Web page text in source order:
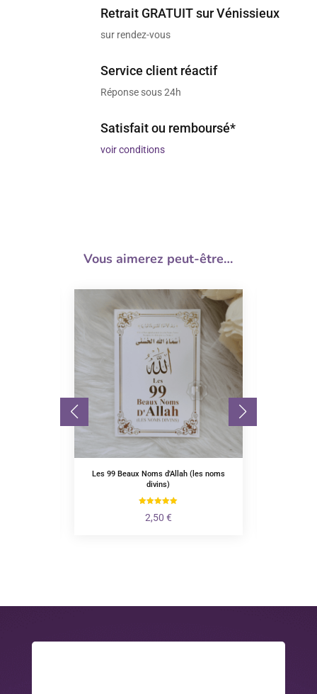
Retrait GRATUIT sur Vénissieux
sur rendez-vous
Service client réactif
Réponse sous 24h
Satisfait ou remboursé*
voir conditions
Vous aimerez peut-être…
Les 99 Beaux Noms d'Allah (les noms
divins)
2,50 €